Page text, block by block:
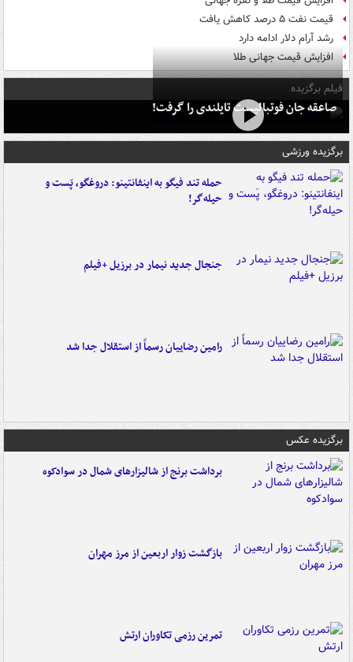
قیمت نفت ۵ درصد کاهش یافت
رشد آرام دلار ادامه دارد
افزایش قیمت جهانی طلا
فیلم برگزیده
صاعقه جان فوتبالیست تایلندی را گرفت!
برگزیده ورزشی
حمله تند فیگو به اینفانتینو: دروغگو، پَست‌ و
حیله‌گر!
جنجال جدید نیمار در برزیل +فیلم
رامین رضاییان رسماً از استقلال جدا شد
برگزیده عکس
برداشت برنج از شالیزارهای شمال در سوادکوه
بازگشت زوار اربعین از مرز مهران
تمرین رزمی تکاوران ارتش